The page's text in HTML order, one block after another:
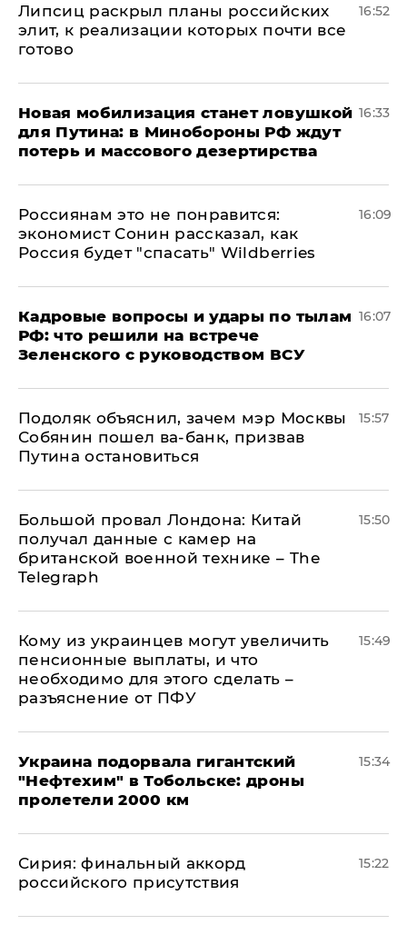
Липсиц раскрыл планы российских
элит, к реализации которых почти все
готово
16:52
​Новая мобилизация станет ловушкой
для Путина: в Минобороны РФ ждут
потерь и массового дезертирства
16:33
Россиянам это не понравится:
экономист Сонин рассказал, как
Россия будет "спасать" Wildberries
16:09
Кадровые вопросы и удары по тылам
РФ: что решили на встрече
Зеленского с руководством ВСУ
16:07
Подоляк объяснил, зачем мэр Москвы
Собянин пошел ва-банк, призвав
Путина остановиться
15:57
Большой провал Лондона: Китай
получал данные с камер на
британской военной технике – The
Telegraph
15:50
Кому из украинцев могут увеличить
пенсионные выплаты, и что
необходимо для этого сделать –
разъяснение от ПФУ
15:49
Украина подорвала гигантский
"Нефтехим" в Тобольске: дроны
пролетели 2000 км
15:34
​Сирия: финальный аккорд
российского присутствия
15:22